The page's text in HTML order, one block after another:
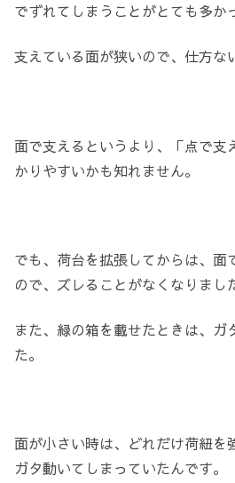
でずれてしまうことがとても多か
支えている面が狭いので、仕方な
面で支えるというより、「点で支
かりやすいかも知れません。
でも、荷台を拡張してからは、面
ので、ズレることがなくなりまし
また、緑の箱を載せたときは、ガ
た。
面が小さい時は、どれだけ荷紐を
ガタ動いてしまっていたんです。